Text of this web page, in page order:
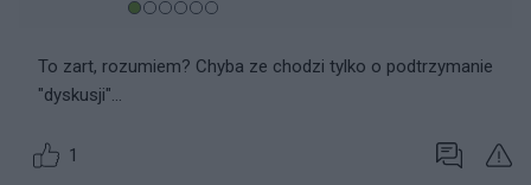
To zart, rozumiem? Chyba ze chodzi tylko o podtrzymanie
"dyskusji"...
1